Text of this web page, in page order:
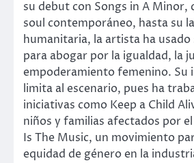
su debut con Songs in A Minor,
soul contemporáneo, hasta su
humanitaria, la artista ha
para abogar por la igualdad, la
empoderamiento femenino. Su
limita al escenario, pues ha
iniciativas como Keep a Child
niños y familias afectados por
Is The Music, un movimiento
equidad de género en la